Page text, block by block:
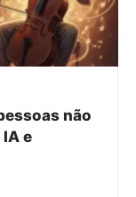
não
e